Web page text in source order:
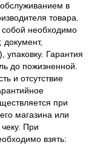
в
товара.
необходимо
документ,
упаковку. Гарантия
до пожизненной.
и отсутствие
при
магазина или
При
взять: